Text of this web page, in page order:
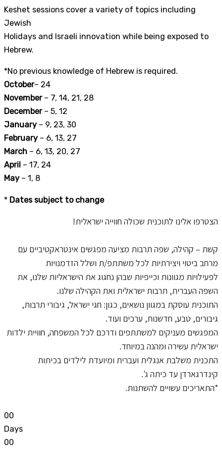
Keshet sessions cover a variety of topics including
Jewish
Holidays and Israeli innovation while being exposed to
Hebrew.
*No previous knowledge of Hebrew is required.
October– 24
November – 7, 14, 21, 28
December – 5, 12
January – 9, 23, 30
February – 6, 13, 27
March – 6, 13, 20, 27
April – 17, 24
May– 1, 8
* Dates subject to change
הצטרפו אלינו לתוכנית שכולה חווייה ישראלית!
קשת – קהילה, שפה תרבות מציעה מפגשים אינטראקטיביים עם
מרחב ביטוי ויצירתיות לכל משתתפ/ת ושלל הזדמנויות
לפעילויות מגוונות וכייפיות שבהן נחגוג את הישראליות שלנו, את
השפה העברית, תרבות ישראלית ואת הקהילה שלנו.
התוכנית עוסקת במגוון נושאים, כגון: חגי ישראל, גיבורי תרבות,
גיבורים, טבע, חדשנות, ערכים ועוד.
המפגשים מעניקים למשתתפים ודרכם לכל המשפחה, חוויית ילדות
ישראלית עשירה ומהנה במיוחד.
התכנית משלבת אנגלית ועברית ומיועדת לילדים בכיתות
קינדרגארדן עד כיתה ג'.
*התאריכים עשויים להשתנות.
00
Days
00